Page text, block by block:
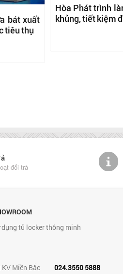
bát xuất
tiêu thụ
Hòa Phát trình
khủng, tiết kiệm
đổi trả
tủ locker thông minh
Miền Bắc
024.3550 5888